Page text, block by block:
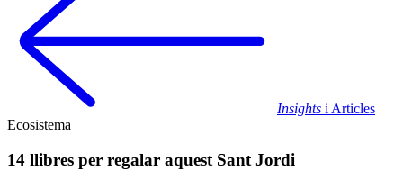
Insights i Articles
Ecosistema
14 llibres per regalar aquest Sant Jordi